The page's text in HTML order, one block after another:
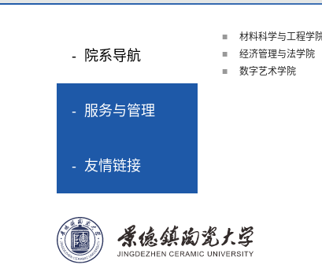
院系导航
服务与管理
友情链接
材料科学与工程学
经济管理与法学院
数字艺术学院